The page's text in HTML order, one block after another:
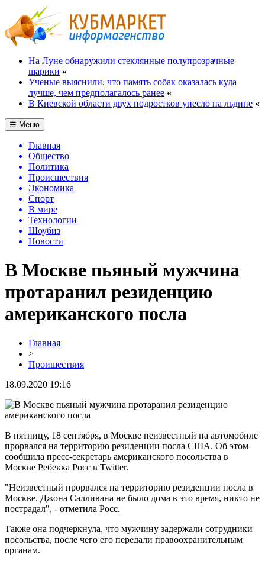
На Луне обнаружили стеклянные полупрозрачные
шарики «
Ученые выяснили, что память собак оказалась куда
лучше, чем предполагалось ранее «
В Киевской области двух подростков унесло на льдине «
☰ Меню
Главная
Общество
Политика
Происшествия
Экономика
Спорт
В мире
Технологии
Шоубиз
Новости
В Москве пьяный мужчина
протаранил резиденцию
американского посла
Главная
>
Проишествия
18.09.2020 19:16
В пятницу, 18 сентября, в Москве неизвестный на автомобиле
прорвался на территорию резиденции посла США. Об этом
сообщила пресс-секретарь американского посольства в
Москве Ребекка Росс в Twitter.
"Неизвестный прорвался на территорию резиденции посла в
Москве. Джона Салливана не было дома в это время, никто не
пострадал", - отметила Росс.
Также она подчеркнула, что мужчину задержали сотрудники
посольства, после чего его передали правоохранительным
органам.